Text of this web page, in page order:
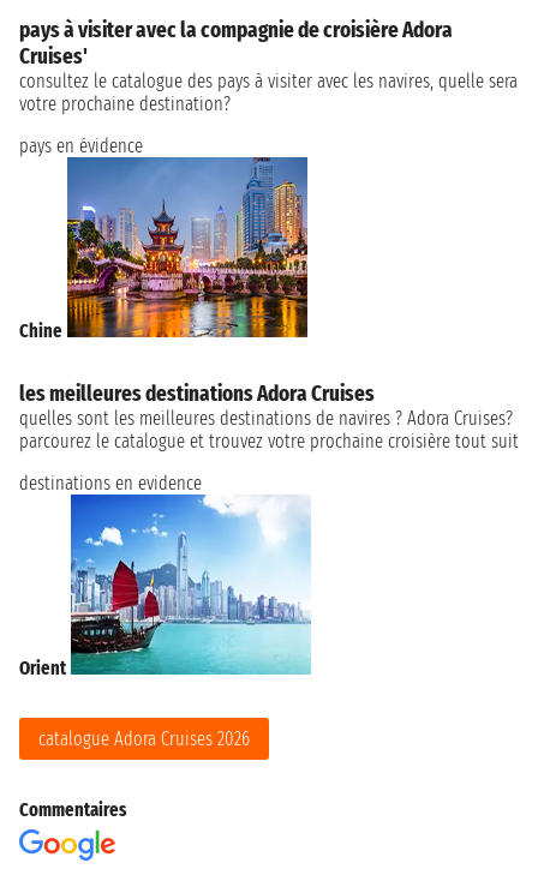
pays à visiter avec la compagnie de croisière Adora
Cruises'
consultez le catalogue des pays à visiter avec les navires, quelle sera
votre prochaine destination?
pays en évidence
Chine
les meilleures destinations Adora Cruises
quelles sont les meilleures destinations de navires ? Adora Cruises?
parcourez le catalogue et trouvez votre prochaine croisière tout suit
destinations en evidence
Orient
catalogue Adora Cruises 2026
Commentaires